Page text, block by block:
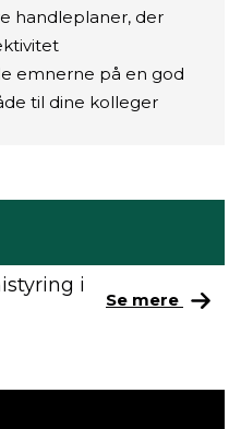
handleplaner, der
emnerne på en god
til dine kolleger
i
Se mere